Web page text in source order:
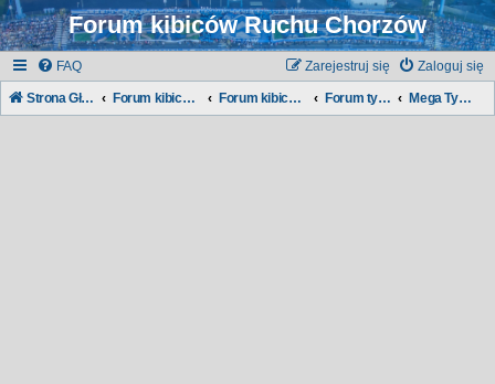
Forum kibiców Ruchu Chorzów
FAQ Zaloguj się
Zarejestruj się
Strona Główna Forum kibiców Ruchu Forum kibiców: Forum typowania: Mega Typer - Liga Niebieska